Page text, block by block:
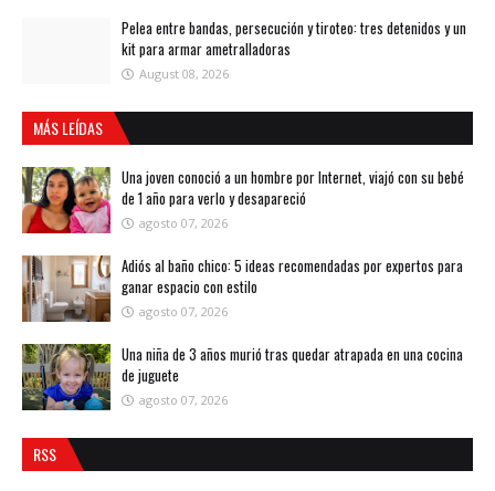
Pelea entre bandas, persecución y tiroteo: tres detenidos y un
kit para armar ametralladoras
August 08, 2026
MÁS LEÍDAS
Una joven conoció a un hombre por Internet, viajó con su bebé
de 1 año para verlo y desapareció
agosto 07, 2026
Adiós al baño chico: 5 ideas recomendadas por expertos para
ganar espacio con estilo
agosto 07, 2026
Una niña de 3 años murió tras quedar atrapada en una cocina
de juguete
agosto 07, 2026
RSS